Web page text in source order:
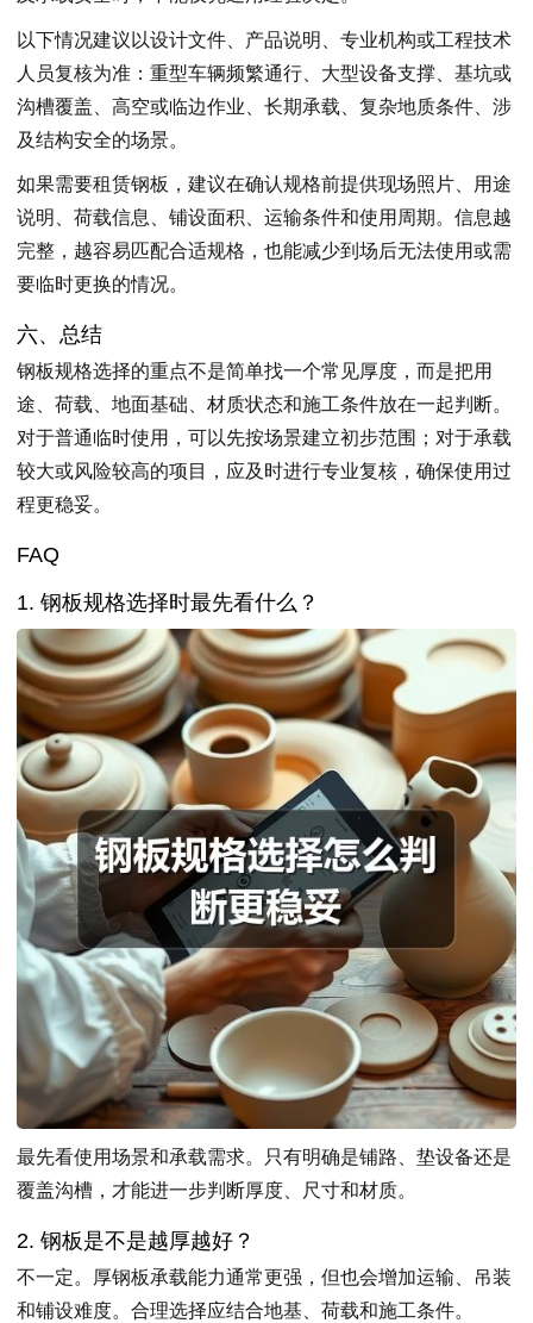
以下情况建议以设计文件、产品说明、专业机构或工程技术
人员复核为准：重型车辆频繁通行、大型设备支撑、基坑或
沟槽覆盖、高空或临边作业、长期承载、复杂地质条件、涉
及结构安全的场景。
如果需要租赁钢板，建议在确认规格前提供现场照片、用途
说明、荷载信息、铺设面积、运输条件和使用周期。信息越
完整，越容易匹配合适规格，也能减少到场后无法使用或需
要临时更换的情况。
六、总结
钢板规格选择的重点不是简单找一个常见厚度，而是把用
途、荷载、地面基础、材质状态和施工条件放在一起判断。
对于普通临时使用，可以先按场景建立初步范围；对于承载
较大或风险较高的项目，应及时进行专业复核，确保使用过
程更稳妥。
FAQ
1. 钢板规格选择时最先看什么？
最先看使用场景和承载需求。只有明确是铺路、垫设备还是
覆盖沟槽，才能进一步判断厚度、尺寸和材质。
2. 钢板是不是越厚越好？
不一定。厚钢板承载能力通常更强，但也会增加运输、吊装
和铺设难度。合理选择应结合地基、荷载和施工条件。